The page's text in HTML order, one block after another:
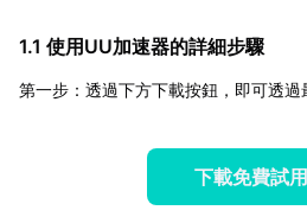
1.1 使用UU加速器的詳細步驟
第一步：透過下方下載按鈕，即可透過
下載免費試